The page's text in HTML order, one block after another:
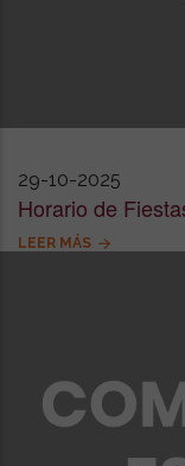
29-10-2025
Horario de
LEER MÁS